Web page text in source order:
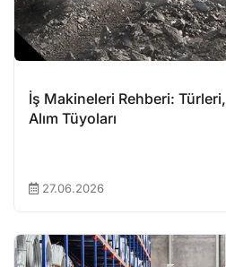
İş Makineleri Rehberi:
Alım Tüyoları
27.06.2026